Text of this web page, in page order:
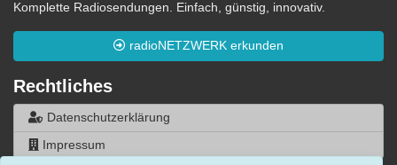
Komplette Radiosendungen. Einfach, günstig, innovativ.
radioNETZWERK erkunden
Rechtliches
Datenschutzerklärung
Impressum